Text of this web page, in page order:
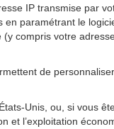
IP transmise par
paramétrant le
compris votre
de
Unis, ou, si vous
et l’exploitation